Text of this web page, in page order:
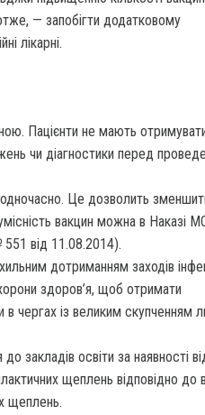
— запобігти додатковому
лікарні.
Пацієнти не мають
чи діагностики перед
Це дозволить
вакцин можна в
від 11.08.2014).
дотриманням заходів
здоров’я, щоб отримати
в чергах із великим скупченням
закладів освіти за наявності
щеплень відповідно до
щеплень.